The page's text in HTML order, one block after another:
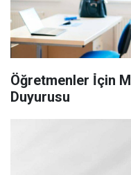
Öğretmenler İ̇çin
Duyurusu